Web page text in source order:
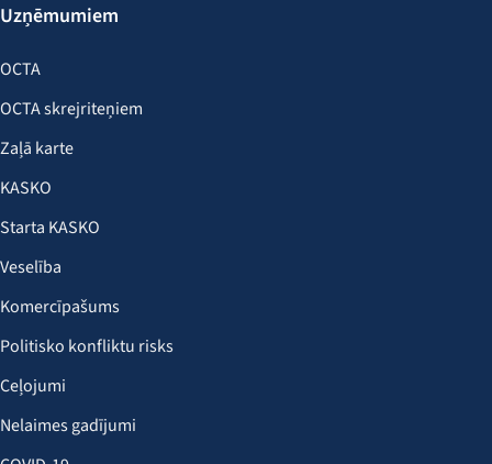
Uzņēmumiem
OCTA
OCTA skrejriteņiem
Zaļā karte
KASKO
Starta KASKO
Veselība
Komercīpašums
Politisko konfliktu risks
Ceļojumi
Nelaimes gadījumi